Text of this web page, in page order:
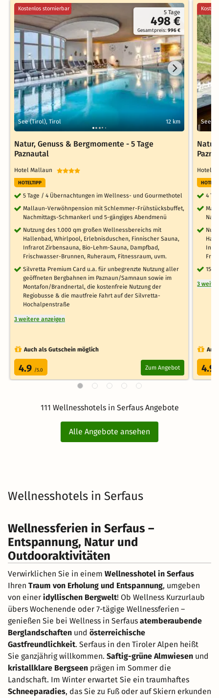
5 Tage
498 €
Gesamtpreis:996 €
Kostenlos stornierbar
See (Tirol), Tirol 12 km
Natur, Genuss & Bergmomente - 5 Tage
Paznautal
Hotel Mallaun
HOTELTIPP
5 Tage / 4 Übernachtungen im Wellness- und Gourmethotel
Mallaun-Verwöhnpension mit Schlemmer-Frühstücksbuffet,
Nachmittags-Schmankerl und 5-gängiges Abendmenü
Nutzung des 1.000 qm großen Wellnessbereichs mit
Hallenbad, Whirlpool, Erlebnisduschen, Finnischer Sauna,
Infrarot Zirbensauna, Bio-Lehm-Sauna, Dampfbad,
Frischwasser-Brunnen, Ruheraum, Fitnessraum, uvm.
Silvretta Premium Card u.a. für unbegrenzte Nutzung aller
geöffneten Bergbahnen im Paznaun/Samnaun sowie im
Montafon/Brandnertal, die kostenfreie Nutzung der
Regiobusse & die mautfreie Fahrt auf der Silvretta-
Hochalpenstraße
3 weitere anzeigen
Auch als Gutschein möglich
4.9 /5.0 Zum Angebot
See
Hotel
4
15 €
3
4.9
111 Wellnesshotels in Serfaus Angebote
Alle Angebote ansehen
Wellnesshotels in Serfaus
Wellnessferien in Serfaus –
Entspannung, Natur und
Outdooraktivitäten
Verwirklichen Sie in einem Wellnesshotel in Serfaus
Ihren Traum von Erholung und Entspannung, umgeben
von einer idyllischen Bergwelt! Ob Wellness Kurzurlaub
übers Wochenende oder 7-tägige Wellnessferien –
genießen Sie bei Wellness in Serfaus atemberaubende
Berglandschaften und österreichische
Gastfreundlichkeit. Serfaus in den Tiroler Alpen heißt
Sie ganzjährig willkommen. Saftig-grüne Almwiesen und
kristallklare Bergseen prägen im Sommer die
Landschaft. Im Winter erwartet Sie ein traumhaftes
Schneeparadies, das Sie zu Fuß oder auf Skiern erkunden